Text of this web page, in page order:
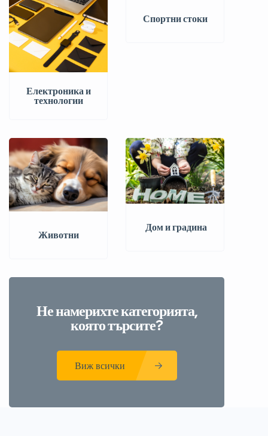
Електроника и
технологии
Спортни стоки
Животни
️ Дом и градина
Не намерихте категорията,
която търсите?
Виж всички